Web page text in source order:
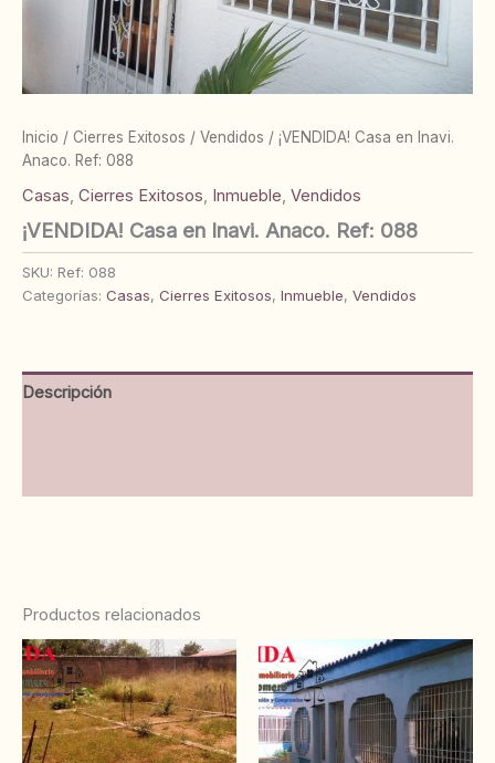
Inicio / Cierres Exitosos / Vendidos / ¡VENDIDA! Casa en Inavi.
Anaco. Ref: 088
Casas, Cierres Exitosos, Inmueble, Vendidos
¡VENDIDA! Casa en Inavi. Anaco. Ref: 088
SKU: Ref: 088
Categorías: Casas, Cierres Exitosos, Inmueble, Vendidos
Descripción
Productos relacionados